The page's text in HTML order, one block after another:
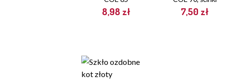
8,98 zł 7,50 zł